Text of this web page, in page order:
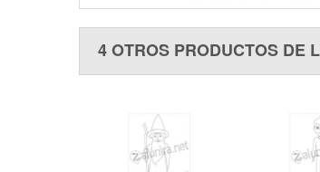
4 OTROS PRODUCTOS DE